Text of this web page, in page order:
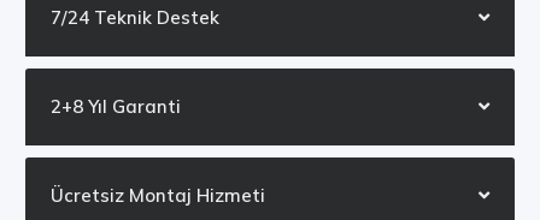
7/24 Teknik Destek
2+8 Yıl Garanti
Ücretsiz Montaj Hizmeti